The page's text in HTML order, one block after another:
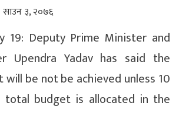
साउन ३, २०७६
19: Deputy Prime Minister and
Upendra Yadav has said the
be not be achieved unless 10
budget is allocated in the